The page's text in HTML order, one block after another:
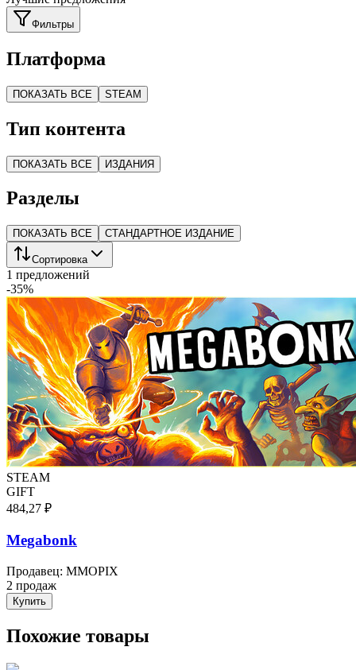
Фильтры
Платформа
ПОКАЗАТЬ ВСЕ STEAM
Тип контента
ПОКАЗАТЬ ВСЕ ИЗДАНИЯ
Разделы
ПОКАЗАТЬ ВСЕ СТАНДАРТНОЕ ИЗДАНИЕ
Сортировка
1 предложений
-35%
STEAM
GIFT
484,27 ₽
Megabonk
Продавец: MMOPIX
2 продаж
Купить
Похожие товары